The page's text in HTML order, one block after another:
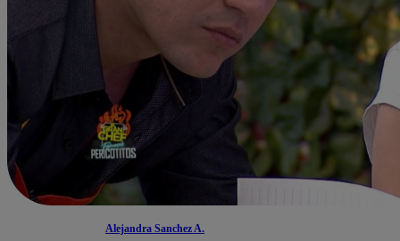
Alejandra Sanchez A.